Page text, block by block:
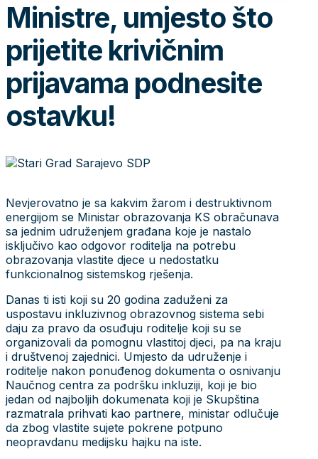
Ministre, umjesto što
prijetite krivičnim
prijavama podnesite
ostavku!
Nevjerovatno je sa kakvim žarom i destruktivnom
energijom se Ministar obrazovanja KS obračunava
sa jednim udruženjem građana koje je nastalo
isključivo kao odgovor roditelja na potrebu
obrazovanja vlastite djece u nedostatku
funkcionalnog sistemskog rješenja.
Danas ti isti koji su 20 godina zaduženi za
uspostavu inkluzivnog obrazovnog sistema sebi
daju za pravo da osuđuju roditelje koji su se
organizovali da pomognu vlastitoj djeci, pa na kraju
i društvenoj zajednici. Umjesto da udruženje i
roditelje nakon ponuđenog dokumenta o osnivanju
Naučnog centra za podršku inkluziji, koji je bio
jedan od najboljih dokumenata koji je Skupština
razmatrala prihvati kao partnere, ministar odlučuje
da zbog vlastite sujete pokrene potpuno
neopravdanu medijsku hajku na iste.